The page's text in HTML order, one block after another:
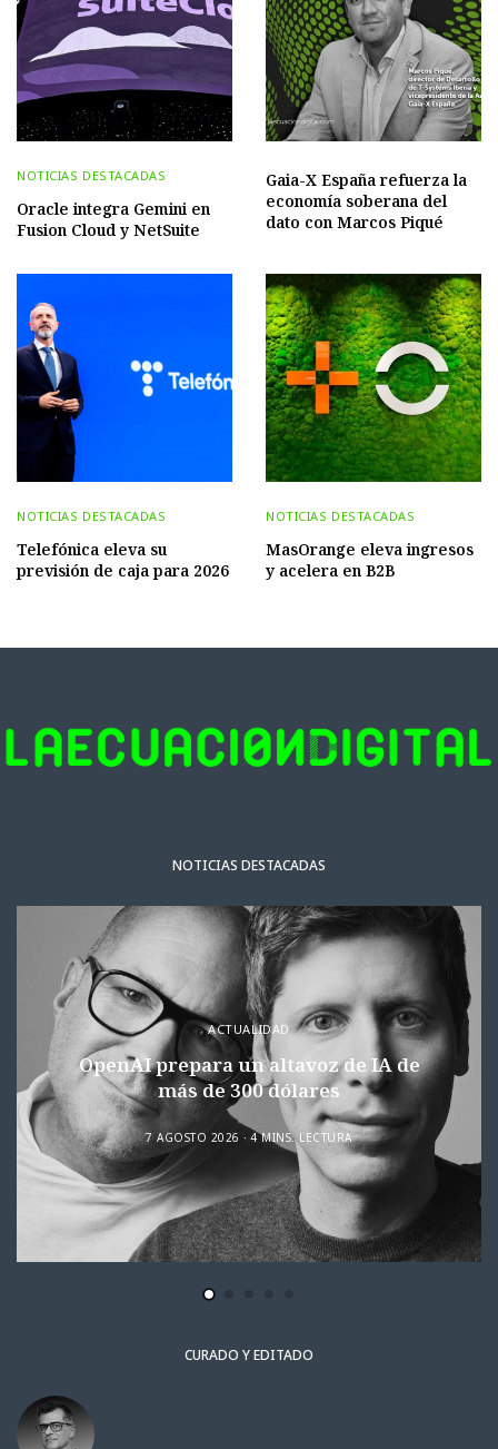
NOTICIAS DESTACADAS
Oracle integra Gemini en
Fusion Cloud y NetSuite
Gaia-X España refuerza la
economía soberana del
dato con Marcos Piqué
NOTICIAS DESTACADAS
Telefónica eleva su
previsión de caja para 2026
NOTICIAS DESTACADAS
MasOrange eleva ingresos
y acelera en B2B
NOTICIAS DESTACADAS
ACTUALIDAD
OpenAI prepara un altavoz de IA de
más de 300 dólares
7 AGOSTO 2026 4 MINS. LECTURA
CURADO Y EDITADO